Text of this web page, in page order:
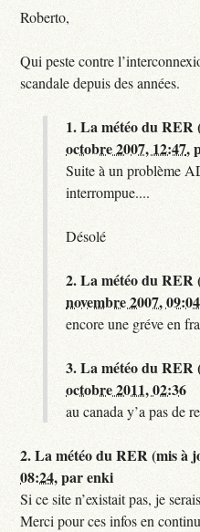
Roberto,
Qui peste contre
scandale depuis des années.
1.La météo du
octobre 2007, 12:47,
Suite à un problème
interrompue....
Désolé
2.La météo du RER
novembre 2007, 09:04
encore une gréve en
3.La météo du
octobre 2011, 02:36
au canada y’a pas de
2.La météo du RER (mis à
08:24,parenki
Si ce site n’existait pas, je
Merci pour ces infos en